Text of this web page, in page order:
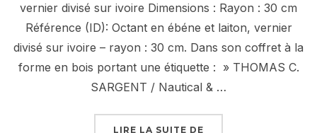
vernier divisé sur ivoire Dimensions : Rayon : 30 cm
Référence (ID): Octant en ébéne et laiton, vernier
divisé sur ivoire – rayon : 30 cm. Dans son coffret à la
forme en bois portant une étiquette : » THOMAS C.
SARGENT / Nautical & …
LIRE LA SUITE DE